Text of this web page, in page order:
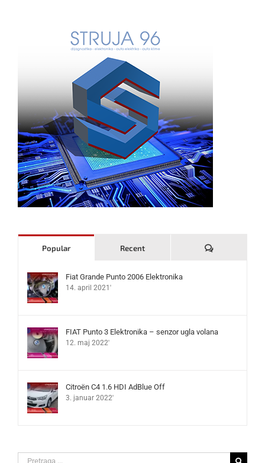
Popular Recent Komentari
Fiat Grande Punto 2006 Elektronika
14. april 2021'
FIAT Punto 3 Elektronika – senzor ugla volana
12. maj 2022'
Citroën C4 1.6 HDI AdBlue Off
3. januar 2022'
Search